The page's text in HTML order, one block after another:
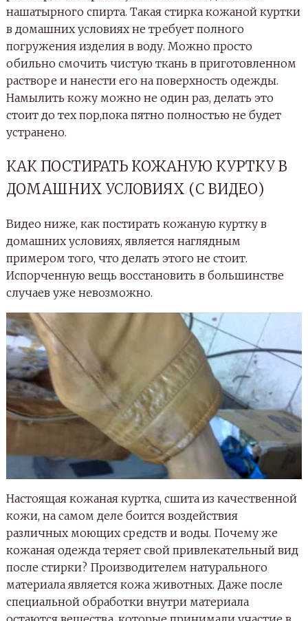
нашатырного спирта. Такая стирка кожаной куртки
в домашних условиях не требует полного
погружения изделия в воду. Можно просто
обильно смочить чистую ткань в приготовленном
растворе и нанести его на поверхность одежды.
Намылить кожу можно не один раз, делать это
стоит до тех пор,пока пятно полностью не будет
устранено.
КАК ПОСТИРАТЬ КОЖАНУЮ КУРТКУ В
ДОМАШНИХ УСЛОВИЯХ (С ВИДЕО)
Видео ниже, как постирать кожаную куртку в
домашних условиях, является наглядным
примером того, что делать этого не стоит.
Испорченную вещь восстановить в большинстве
случаев уже невозможно.
Настоящая кожаная куртка, сшита из качественной
кожи, на самом деле боится воздействия
различных моющих средств и воды. Почему же
кожаная одежда теряет свой привлекательный вид
после стирки? Производителем натурального
материала является кожа животных. Даже после
специальной обработки внутри материала